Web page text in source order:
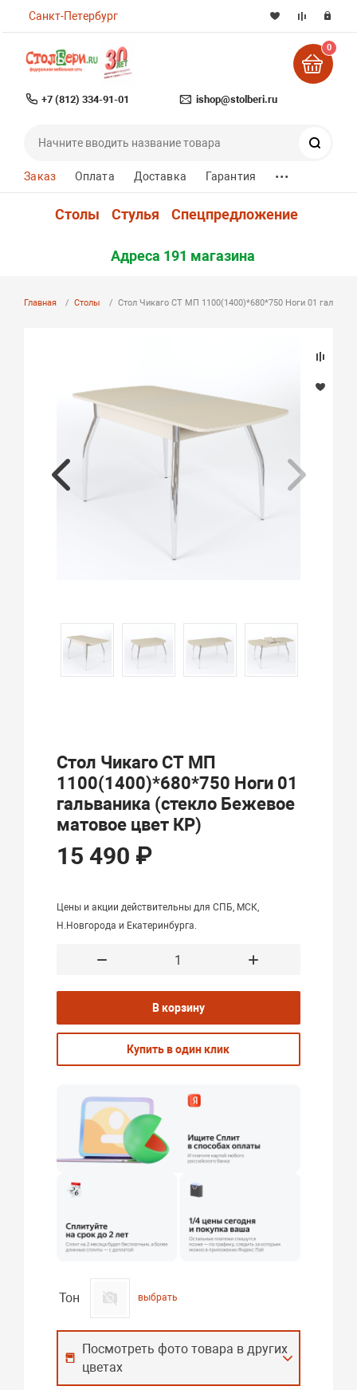
Санкт-Петербург
+7 (812) 334-91-01 ishop@stolberi.ru
0
Заказ Оплата Доставка Гарантия ...
Столы Стулья Спецпредложение
Адреса 191 магазина
Главная Столы Стол Чикаго СТ МП 1100(1400)*680*750 Ноги 01
Стол Чикаго СТ МП
1100(1400)*680*750 Ноги 01
гальваника (стекло Бежевое
матовое цвет КР)
15 490 ₽
Цены и акции действительны для СПБ, МСК,
Н.Новгорода и Екатеринбурга.
В корзину
Купить в один клик
Тон выбрать
Посмотреть фото товара в других
цветах